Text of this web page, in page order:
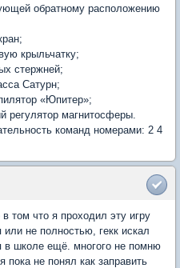
обратномy расположению
крыльчатку;
стержней;
Сатурн;
«Юпитер»;
регулятор магнитосферы.
команд номерами: 2 4
том что я проходил эту игру
не полностью, гекк искал
в школе ещё. многого не помню
не понял как заправить